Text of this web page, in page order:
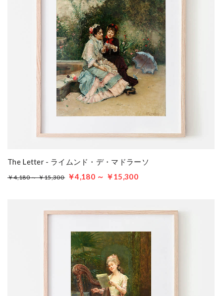
The Letter - ライムンド・デ・マドラーソ
￥4,180 ～ ￥15,300 ￥4,180 ～ ￥15,300